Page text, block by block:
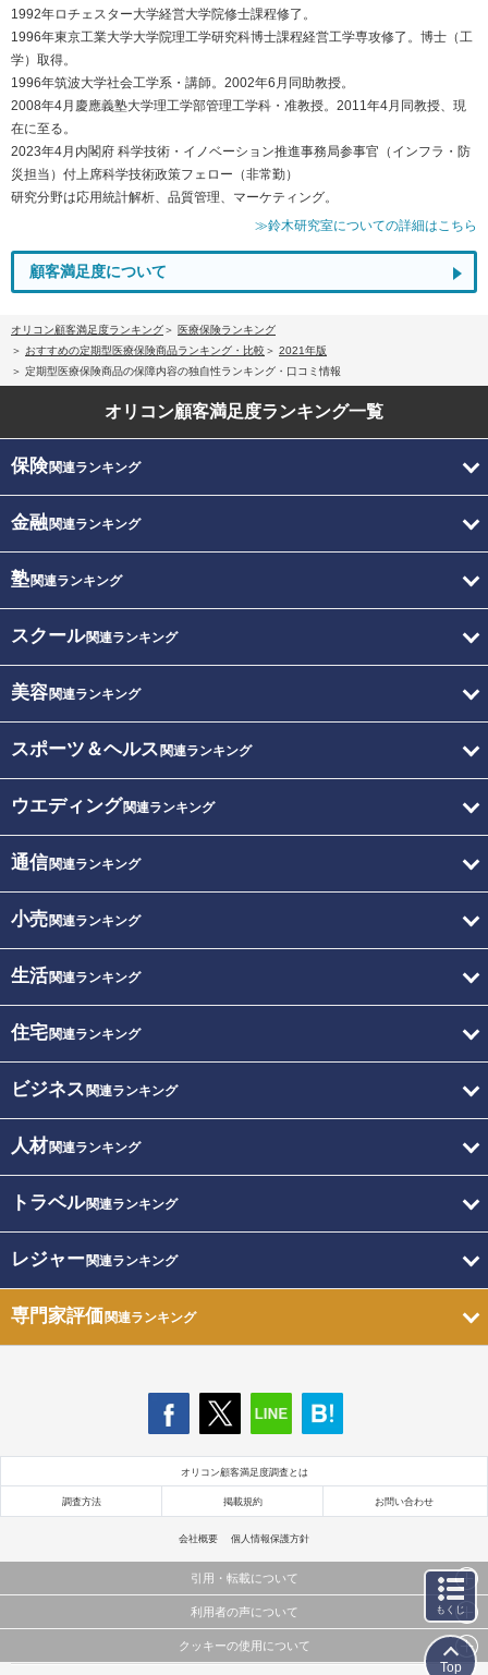
1992年ロチェスター大学経営大学院修士課程修了。
1996年東京工業大学大学院理工学研究科博士課程経営工学専攻修了。博士（工
学）取得。
1996年筑波大学社会工学系・講師。2002年6月同助教授。
2008年4月慶應義塾大学理工学部管理工学科・准教授。2011年4月同教授、現
在に至る。
2023年4月内閣府 科学技術・イノベーション推進事務局参事官（インフラ・防
災担当）付上席科学技術政策フェロー（非常勤）
研究分野は応用統計解析、品質管理、マーケティング。
≫鈴木研究室についての詳細はこちら
顧客満足度について
オリコン顧客満足度ランキング
医療保険ランキング
おすすめの定期型医療保険商品ランキング・比較
2021年版
定期型医療保険商品の保障内容の独自性ランキング・口コミ情報
オリコン顧客満足度ランキング一覧
保険関連ランキング
金融関連ランキング
塾関連ランキング
スクール関連ランキング
美容関連ランキング
スポーツ＆ヘルス 関連ランキング
ウエディング関連ランキング
通信関連ランキング
小売関連ランキング
生活関連ランキング
住宅関連ランキング
ビジネス 関連ランキング
人材関連ランキング
トラベル関連ランキング
レジャー関連ランキング
専門家評価関連ランキング
オリコン顧客満足度調査とは
調査方法 掲載規約 お問い合わせ
会社概要 個人情報保護方針
引用・転載について
当サイトで公開されている情報（文字、写真、イラスト、画像データ等）及びこれらの配置・
これらの情報を権利者の許可なく無断転載・複製などの二次利用を行うことは固く禁じており
利用者の声について
当サイトに掲載している内容はすべてサービスの利用者が提出された見解・感想です。
クッキーの使用について
もくじ
Top